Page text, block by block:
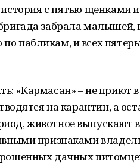
с пятью щенками
забрала малышей,
пабликам, и всех
«Кармасан» – не приют
на карантин, а
животное выпускают
признаками
дачных